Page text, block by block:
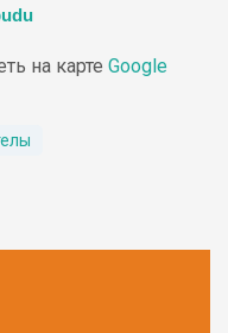
на карте Google